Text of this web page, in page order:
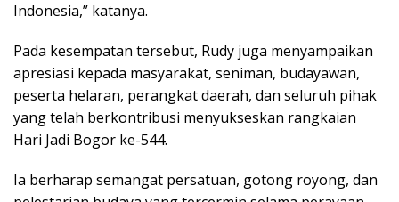
Indonesia,” katanya.
Pada kesempatan tersebut, Rudy juga menyampaikan
apresiasi kepada masyarakat, seniman, budayawan,
peserta helaran, perangkat daerah, dan seluruh pihak
yang telah berkontribusi menyukseskan rangkaian
Hari Jadi Bogor ke-544.
Ia berharap semangat persatuan, gotong royong, dan